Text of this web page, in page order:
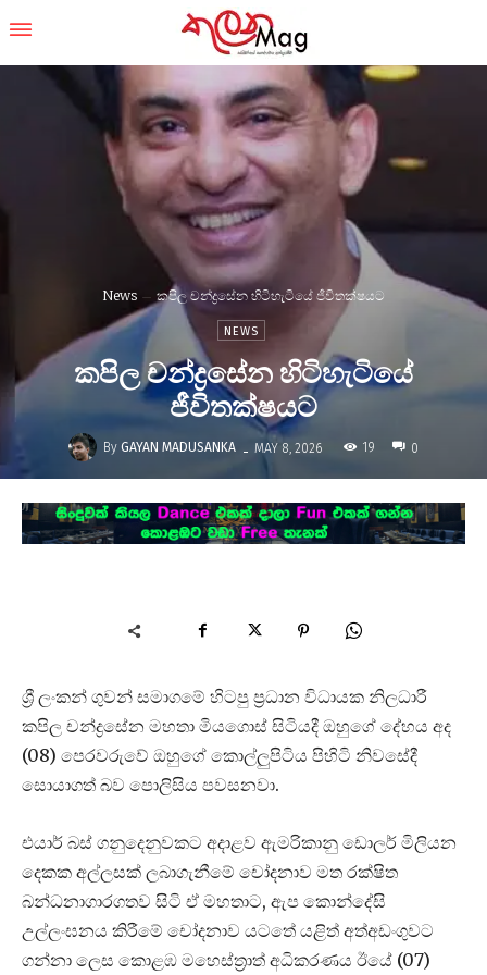
News කපිල චන්ද්‍රසේන හිටිහැටියේ ජීවිතක්ෂයට
NEWS
කපිල චන්ද්‍රසේන හිටිහැටියේ
ජීවිතක්ෂයට
By GAYAN MADUSANKA - MAY 8, 2026 19 0
ශ්‍රී ලංකන් ගුවන් සමාගමේ හිටපු ප්‍රධාන විධායක නිලධාරී
කපිල චන්ද්‍රසේන මහතා මියගොස් සිටියදී ඔහුගේ දේහය අද
(08) පෙරවරුවේ ඔහුගේ කොල්ලුපිටිය පිහිටි නිවසේදී
සොයාගත් බව පොලිසිය පවසනවා.
එයාර් බස් ගනුදෙනුවකට අදාළව ඇමරිකානු ඩොලර් මිලියන
දෙකක අල්ලසක් ලබාගැනීමේ චෝදනාව මත රක්ෂිත
බන්ධනාගාරගතව සිටි ඒ මහතාට, ඇප කොන්දේසි
උල්ලංඝනය කිරීමේ චෝදනාව යටතේ යළිත් අත්අඩංගුවට
ගන්නා ලෙස කොළඹ මහෙස්ත්‍රාත් අධිකරණය ඊයේ (07)